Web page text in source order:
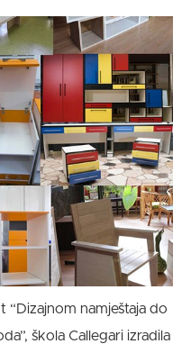
“Dizajnom namještaja do
škola Callegari izradila